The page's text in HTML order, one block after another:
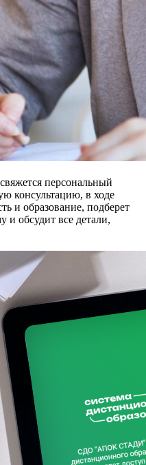
персональный
консультацию, в ходе
и образование, подберет
обсудит все детали,